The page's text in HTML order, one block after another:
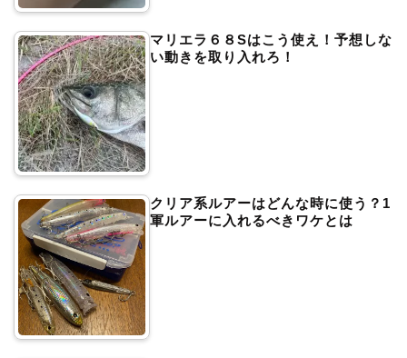
マリエラ６８Sはこう使え！予想しな
い動きを取り入れろ！
クリア系ルアーはどんな時に使う？1
軍ルアーに入れるべきワケとは